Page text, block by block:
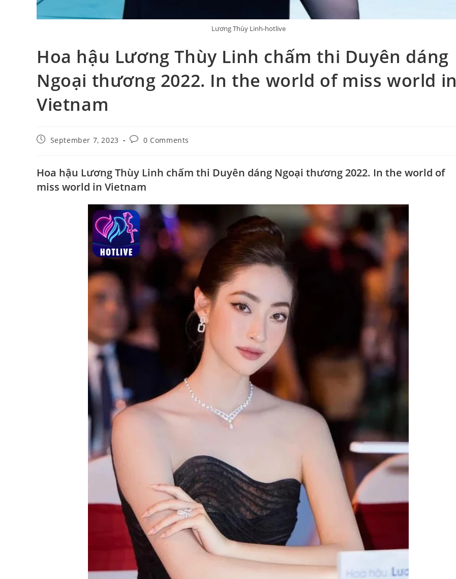
Lương Thùy Linh-hotlive
Hoa hậu Lương Thùy Linh chấm thi Duyên dáng
Ngoại thương 2022. In the world of miss world in
Vietnam
PostSeptember 7, 2023
Post0 Comments
Hoa hậu Lương Thùy Linh chấm thi Duyên dáng Ngoại thương 2022. In the world of
miss world in Vietnam